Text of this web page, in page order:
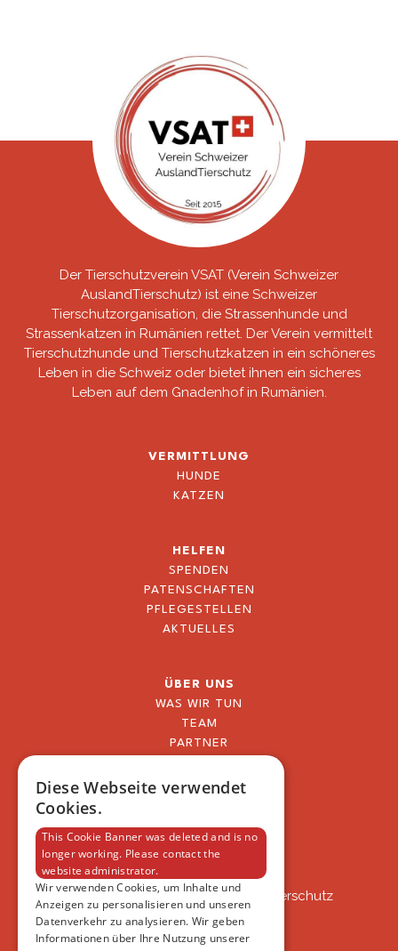
Der Tierschutzverein VSAT (Verein Schweizer
AuslandTierschutz) ist eine Schweizer
Tierschutzorganisation, die Strassenhunde und
Strassenkatzen in Rumänien rettet. Der Verein vermittelt
Tierschutzhunde und Tierschutzkatzen in ein schöneres
Leben in die Schweiz oder bietet ihnen ein sicheres
Leben auf dem Gnadenhof in Rumänien.
VERMITTLUNG
HUNDE
KATZEN
HELFEN
SPENDEN
PATENSCHAFTEN
PFLEGESTELLEN
AKTUELLES
ÜBER UNS
WAS WIR TUN
TEAM
PARTNER
FAQ
VSAT
VSAT - Verein Schweizer Auslandtierschutz
Oberlangnauerstrasse 13b
9562 Märwil
Diese Webseite verwendet
Cookies.
This Cookie Banner was deleted and is no
longer working. Please contact the
website administrator.
Wir verwenden Cookies, um Inhalte und
Anzeigen zu personalisieren und unseren
Datenverkehr zu analysieren. Wir geben
Informationen über Ihre Nutzung unserer